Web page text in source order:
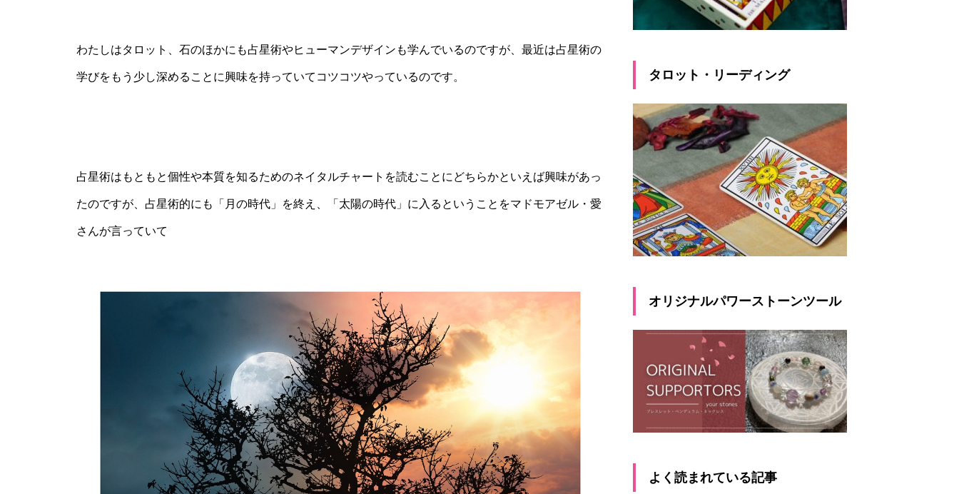
わたしはタロット、石のほかにも占星術やヒューマンデザインも学んでいるのですが、最近は占星術の
学びをもう少し深めることに興味を持っていてコツコツやっているのです。
占星術はもともと個性や本質を知るためのネイタルチャートを読むことにどちらかといえば興味があっ
たのですが、占星術的にも「月の時代」を終え、「太陽の時代」に入るということをマドモアゼル・愛
さんが言っていて
タロット・リーディング
オリジナルパワーストーンツール
よく読まれている記事